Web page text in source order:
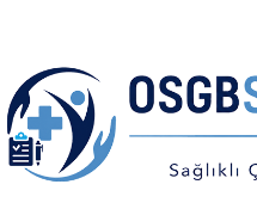
NİĞDE
ORDU